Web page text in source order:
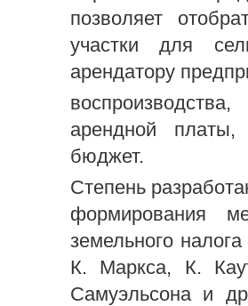
позволяет
участки для
арендатору
арендной
бюджет.
Степень
формирования
земельного
К. Маркса, К.
Самуэльсона и